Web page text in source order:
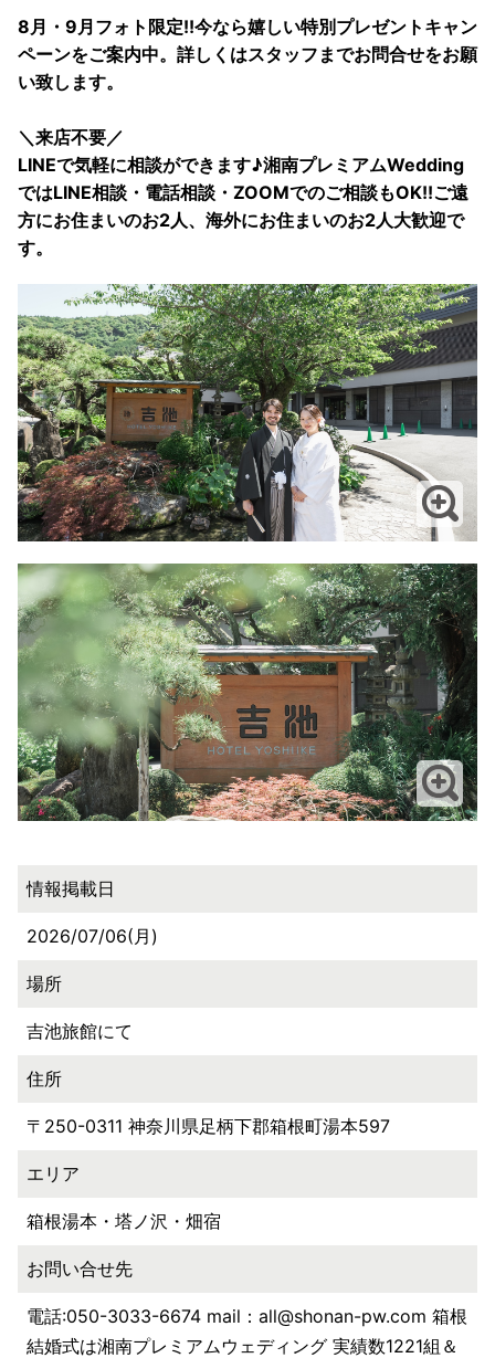
8月・9月フォト限定!!今なら嬉しい特別プレゼントキャン
ペーンをご案内中。詳しくはスタッフまでお問合せをお願
い致します。
＼来店不要／
LINEで気軽に相談ができます♪湘南プレミアムWedding
ではLINE相談・電話相談・ZOOMでのご相談もOK!!ご遠
方にお住まいのお2人、海外にお住まいのお2人大歓迎で
す。
情報掲載日
2026/07/06(月)
場所
吉池旅館にて
住所
〒250-0311 神奈川県足柄下郡箱根町湯本597
エリア
箱根湯本・塔ノ沢・畑宿
お問い合せ先
電話:050-3033-6674 mail：all@shonan-pw.com 箱根
結婚式は湘南プレミアムウェディング 実績数1221組＆